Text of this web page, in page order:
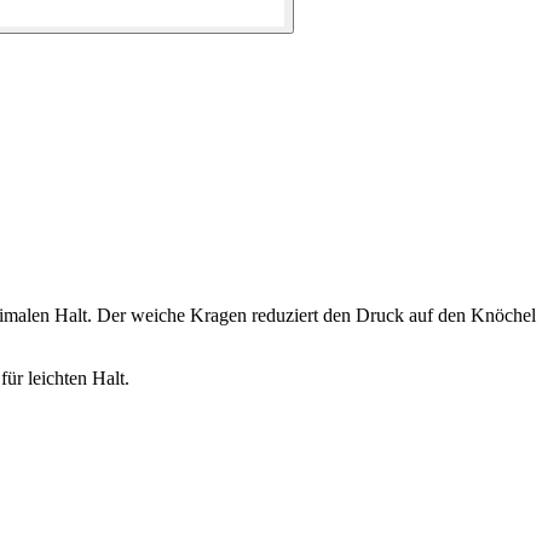
Halt. Der weiche Kragen reduziert den Druck auf den Knöchel
leichten Halt.